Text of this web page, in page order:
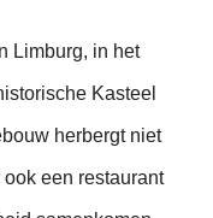
Limburg, in het
Kasteel
herbergt niet
een restaurant